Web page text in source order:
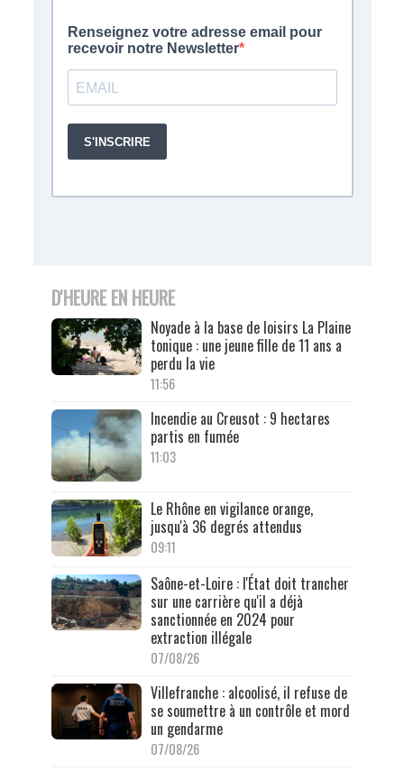
D'HEURE EN HEURE
Noyade à la base de loisirs La Plaine
tonique : une jeune fille de 11 ans a
perdu la vie
11:56
Incendie au Creusot : 9 hectares
partis en fumée
11:03
Le Rhône en vigilance orange,
jusqu'à 36 degrés attendus
09:11
Saône-et-Loire : l'État doit trancher
sur une carrière qu'il a déjà
sanctionnée en 2024 pour
extraction illégale
07/08/26
Villefranche : alcoolisé, il refuse de
se soumettre à un contrôle et mord
un gendarme
07/08/26